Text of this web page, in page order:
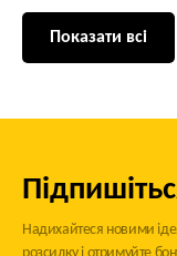
Показати всі
Надихайтеся новими